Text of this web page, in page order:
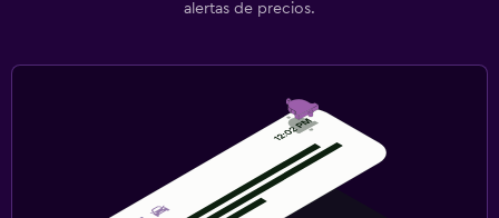
alertas de precios.